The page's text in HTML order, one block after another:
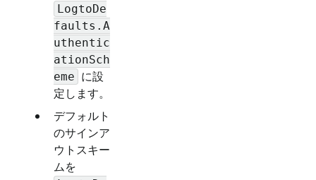
LogtoDe
faults.A
uthentic
ationSch
eme に設
定します。
デフォルト
のサインア
ウトスキー
ムを